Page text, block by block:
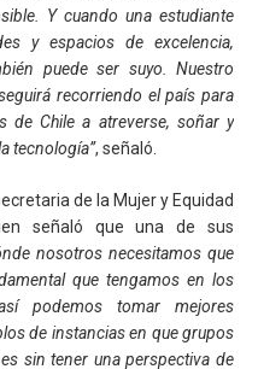
Y cuando una estudiante
y espacios de excelencia,
puede ser suyo. Nuestro
recorriendo el país para
de Chile a atreverse, soñar y
tecnología”, señaló.
de la Mujer y Equidad
señaló que una de sus
nosotros necesitamos que
que tengamos en los
podemos tomar mejores
de instancias en que grupos
sin tener una perspectiva de